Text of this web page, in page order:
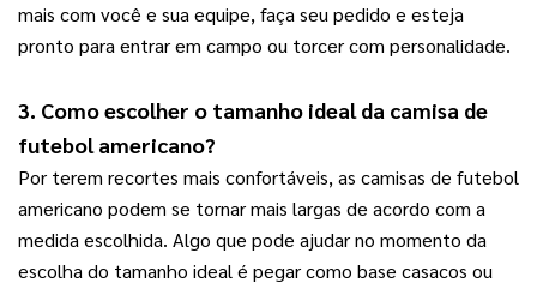
mais com você e sua equipe, faça seu pedido e esteja
pronto para entrar em campo ou torcer com personalidade.
3. Como escolher o tamanho ideal da camisa de
futebol americano?
Por terem recortes mais confortáveis, as camisas de futebol
americano podem se tornar mais largas de acordo com a
medida escolhida. Algo que pode ajudar no momento da
escolha do tamanho ideal é pegar como base casacos ou